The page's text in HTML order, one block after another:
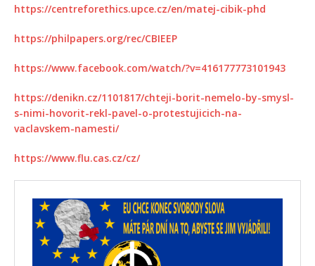
https://centreforethics.upce.cz/en/matej-cibik-phd
https://philpapers.org/rec/CBIEEP
https://www.facebook.com/watch/?v=416177773101943
https://denikn.cz/1101817/chteji-borit-nemelo-by-smysl-
s-nimi-hovorit-rekl-pavel-o-protestujicich-na-
vaclavskem-namesti/
https://www.flu.cas.cz/cz/